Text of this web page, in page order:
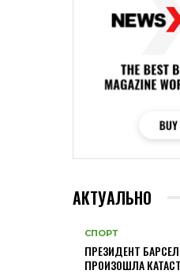
АКТУАЛЬНО
СПОРТ
ПРЕЗИДЕНТ
ПРОИЗОШЛА